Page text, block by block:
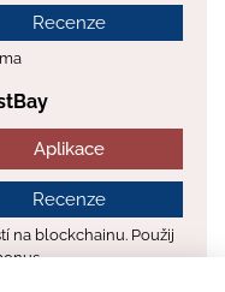
Recenze
Aplikace
Recenze
na blockchainu. Použij